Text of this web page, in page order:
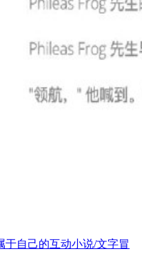
于自己的互动小说/文字冒